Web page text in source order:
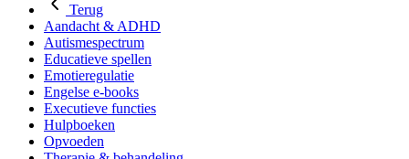
Terug
Aandacht & ADHD
Autismespectrum
Educatieve spellen
Emotieregulatie
Engelse e-books
Executieve functies
Hulpboeken
Opvoeden